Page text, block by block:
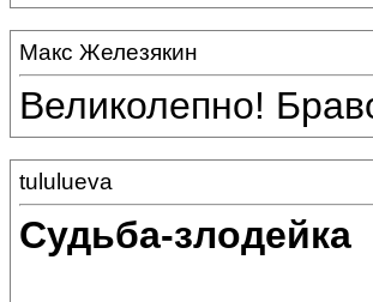
Макс Железякин
Великолепно!
tululueva
Судьба-злодейка